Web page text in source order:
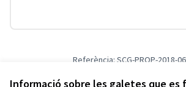
Informació sobre les galetes que es
Referència: SCG-PROP-2018-
Verifica l'empremta digital